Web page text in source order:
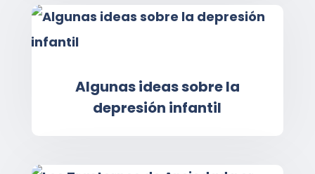
Algunas ideas sobre la
depresión infantil